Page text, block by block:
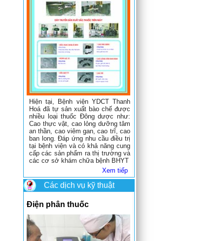
Hiện tại, Bệnh viện YDCT Thanh
Hoá đã tự sản xuất bào chế được
nhiều loại thuốc Đông dược như:
Cao thực vật, cao lỏng dưỡng tâm
an thần, cao viêm gan, cao trĩ, cao
ban long. Đáp ứng nhu cầu điều trị
tại bệnh viện và có khả năng cung
cấp các sản phẩm ra thị trường và
các cơ sở khám chữa bệnh BHYT
Xem tiếp
Các dịch vụ kỹ thuật
Điện phân thuốc